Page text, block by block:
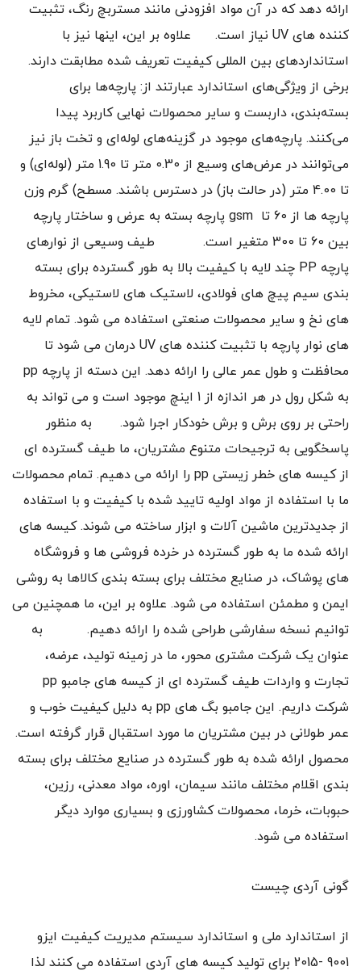
ارائه دهد که در آن مواد افزودنی مانند مستربچ رنگ، تثبیت
کننده های UV نیاز است. علاوه بر این، اینها نیز با
استانداردهای بین المللی کیفیت تعریف شده مطابقت دارند.
برخی از ویژگی‌های استاندارد عبارتند از: پارچه‌ها برای
بسته‌بندی، داربست و سایر محصولات نهایی کاربرد پیدا
می‌کنند. پارچه‌های موجود در گزینه‌های لوله‌ای و تخت باز نیز
می‌توانند در عرض‌های وسیع از 0.30 متر تا 1.90 متر (لوله‌ای) و
تا 4.00 متر (در حالت باز) در دسترس باشند. مسطح) گرم وزن
پارچه ها از 60 تا gsm پارچه بسته به عرض و ساختار پارچه
بین 60 تا 300 متغیر است. طیف وسیعی از نوارهای
پارچه PP چند لایه با کیفیت بالا به طور گسترده برای بسته
بندی سیم پیچ های فولادی، لاستیک های لاستیکی، مخروط
های نخ و سایر محصولات صنعتی استفاده می شود. تمام لایه
های نوار پارچه با تثبیت کننده های UV درمان می شود تا
محافظت و طول عمر عالی را ارائه دهد. این دسته از پارچه pp
به شکل رول در هر اندازه از 1 اینچ موجود است و می تواند به
راحتی بر روی برش و برش خودکار اجرا شود. به منظور
پاسخگویی به ترجیحات متنوع مشتریان، ما طیف گسترده ای
از کیسه های خطر زیستی pp را ارائه می دهیم. تمام محصولات
ما با استفاده از مواد اولیه تایید شده با کیفیت و با استفاده
از جدیدترین ماشین آلات و ابزار ساخته می شوند. کیسه های
ارائه شده ما به طور گسترده در خرده فروشی ها و فروشگاه
های پوشاک، در صنایع مختلف برای بسته بندی کالاها به روشی
ایمن و مطمئن استفاده می شود. علاوه بر این، ما همچنین می
توانیم نسخه سفارشی طراحی شده را ارائه دهیم. به
عنوان یک شرکت مشتری محور، ما در زمینه تولید، عرضه،
تجارت و واردات طیف گسترده ای از کیسه های جامبو pp
شرکت داریم. این جامبو بگ های pp به دلیل کیفیت خوب و
عمر طولانی در بین مشتریان ما مورد استقبال قرار گرفته است.
محصول ارائه شده به طور گسترده در صنایع مختلف برای بسته
بندی اقلام مختلف مانند سیمان، اوره، مواد معدنی، رزین،
حبوبات، خرما، محصولات کشاورزی و بسیاری موارد دیگر
استفاده می شود.
گونی آردی چیست
از استاندارد ملی و استاندارد سیستم مدیریت کیفیت ایزو
9001 -2015 برای تولید کیسه های آردی استفاده می کنند لذا